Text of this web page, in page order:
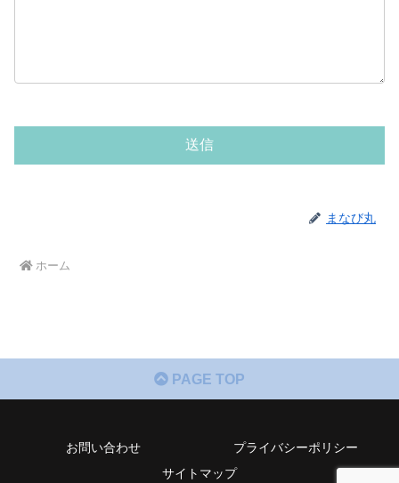
まなび丸
ホーム
PAGE TOP
お問い合わせ
プライバシーポリシー
サイトマップ